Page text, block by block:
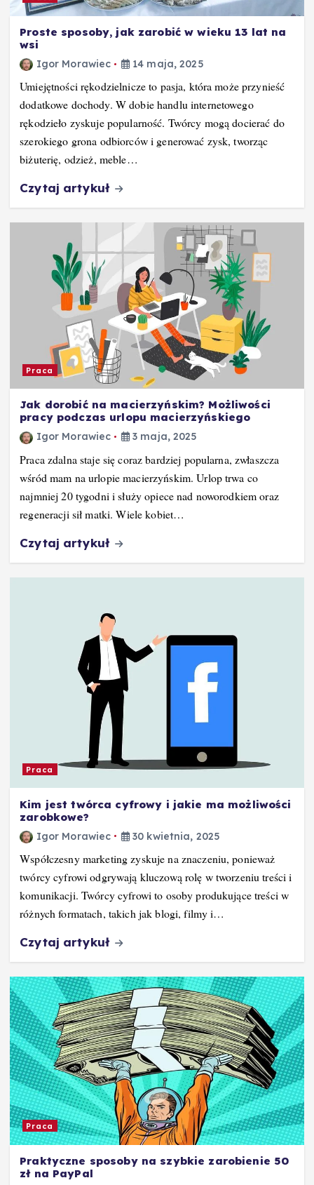
Proste sposoby, jak zarobić w wieku 13 lat na
wsi
Igor Morawiec 14 maja, 2025
Umiejętności rękodzielnicze to pasja, która może przynieść
dodatkowe dochody. W dobie handlu internetowego
rękodzieło zyskuje popularność. Twórcy mogą docierać do
szerokiego grona odbiorców i generować zysk, tworząc
biżuterię, odzież, meble…
Czytaj artykuł
Praca
Jak dorobić na macierzyńskim? Możliwości
pracy podczas urlopu macierzyńskiego
Igor Morawiec 3 maja, 2025
Praca zdalna staje się coraz bardziej popularna, zwłaszcza
wśród mam na urlopie macierzyńskim. Urlop trwa co
najmniej 20 tygodni i służy opiece nad noworodkiem oraz
regeneracji sił matki. Wiele kobiet…
Czytaj artykuł
Praca
Kim jest twórca cyfrowy i jakie ma możliwości
zarobkowe?
Igor Morawiec 30 kwietnia, 2025
Współczesny marketing zyskuje na znaczeniu, ponieważ
twórcy cyfrowi odgrywają kluczową rolę w tworzeniu treści i
komunikacji. Twórcy cyfrowi to osoby produkujące treści w
różnych formatach, takich jak blogi, filmy i…
Czytaj artykuł
Praca
Praktyczne sposoby na szybkie zarobienie 50
zł na PayPal